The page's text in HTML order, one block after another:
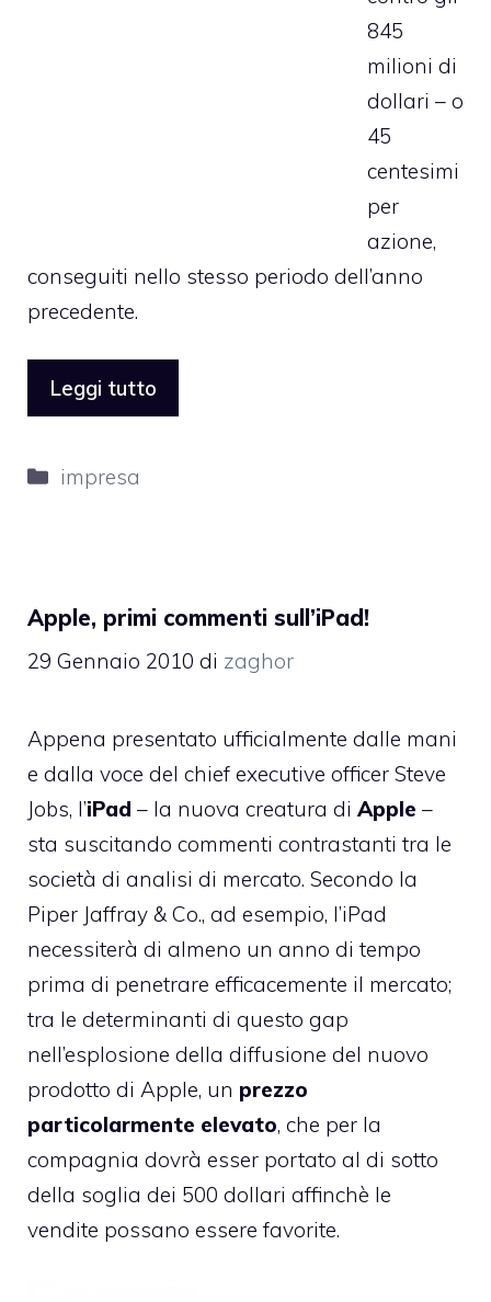
845
milioni di
dollari – o
45
centesimi
per
azione,
conseguiti nello stesso periodo dell’anno
precedente.
Leggi tutto
Categorie
impresa
Apple, primi commenti sull’iPad!
29 Gennaio 2010 di zaghor
Appena presentato ufficialmente dalle mani
e dalla voce del chief executive officer Steve
Jobs, l’iPad – la nuova creatura di Apple –
sta suscitando commenti contrastanti tra le
società di analisi di mercato. Secondo la
Piper Jaffray & Co., ad esempio, l’iPad
necessiterà di almeno un anno di tempo
prima di penetrare efficacemente il mercato;
tra le determinanti di questo gap
nell’esplosione della diffusione del nuovo
prodotto di Apple, un prezzo
particolarmente elevato, che per la
compagnia dovrà esser portato al di sotto
della soglia dei 500 dollari affinchè le
vendite possano essere favorite.